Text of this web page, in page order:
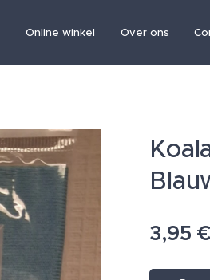
Online winkel Over ons
3,95 €